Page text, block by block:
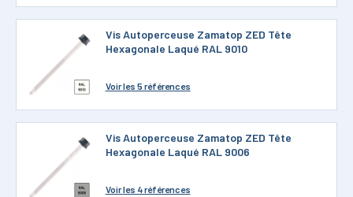
Vis Autoperceuse Zamatop ZED Tête
Hexagonale Laqué RAL 9010
Voirles 5 références
Vis Autoperceuse Zamatop ZED Tête
Hexagonale Laqué RAL 9006
Voirles 4 références